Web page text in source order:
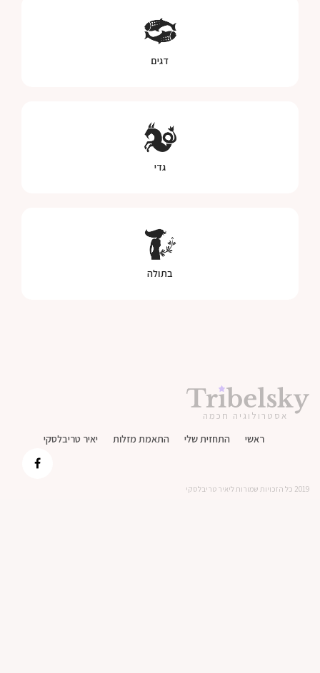
דגים
גדי
בתולה
אסטרולוגיה חכמה
ראשי התחזית שלי התאמת מזלות יאיר טריבלסקי
2019 כל הזכויות שמורות ליאיר טריבלסקי